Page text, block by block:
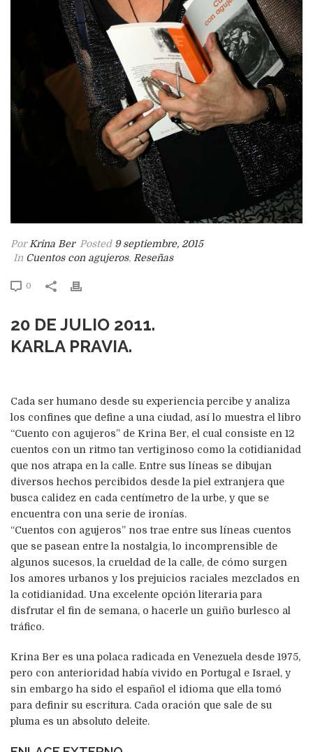
Por Krina Ber Posted 9 septiembre, 2015
In Cuentos con agujeros, Reseñas
0
20 DE JULIO 2011.
KARLA PRAVIA.
Cada ser humano desde su experiencia percibe y analiza
los confines que define a una ciudad, así lo muestra el libro
“Cuento con agujeros” de Krina Ber, el cual consiste en 12
cuentos con un ritmo tan vertiginoso como la cotidianidad
que nos atrapa en la calle. Entre sus líneas se dibujan
diversos hechos percibidos desde la piel extranjera que
busca calidez en cada centímetro de la urbe, y que se
encuentra con una serie de ironías.
“Cuentos con agujeros” nos trae entre sus líneas cuentos
que se pasean entre la nostalgia, lo incomprensible de
algunos sucesos, la crueldad de la calle, de cómo surgen
los amores urbanos y los prejuicios raciales mezclados en
la cotidianidad. Una excelente opción literaria para
disfrutar el fin de semana, o hacerle un guiño burlesco al
tráfico.
Krina Ber es una polaca radicada en Venezuela desde 1975,
pero con anterioridad había vivido en Portugal e Israel, y
sin embargo ha sido el español el idioma que ella tomó
para definir su escritura. Cada oración que sale de su
pluma es un absoluto deleite.